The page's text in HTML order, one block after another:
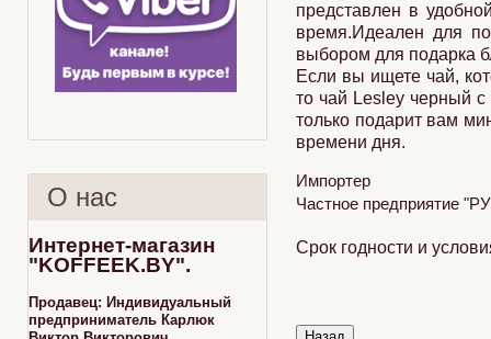
О нас
Интернет-магазин
"KOFFEEK.BY".
Продавец: Индивидуальный
предприниматель Карлюк
представлен в
время.Идеален для
выбором для подарка
Если вы ищете чай,
то чай Lesley черный
только подарит вам
времени дня.
Импортер
Частное предприятие
Срок годности и